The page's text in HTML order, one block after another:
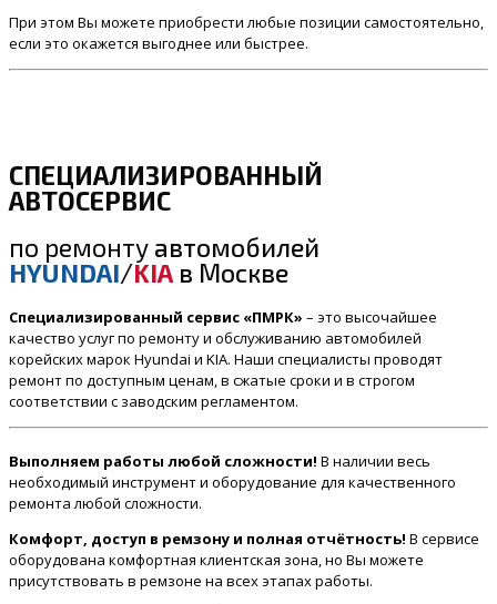
При этом Вы можете приобрести любые позиции самостоятельно,
если это окажется выгоднее или быстрее.
СПЕЦИАЛИЗИРОВАННЫЙ
АВТОСЕРВИС
по ремонту автомобилей
HYUNDAI/KIA в Москве
Специализированный сервис «ПМРК» – это высочайшее
качество услуг по ремонту и обслуживанию автомобилей
корейских марок Hyundai и KIA. Наши специалисты проводят
ремонт по доступным ценам, в сжатые сроки и в строгом
соответствии с заводским регламентом.
Выполняем работы любой сложности! В наличии весь
необходимый инструмент и оборудование для качественного
ремонта любой сложности.
Комфорт, доступ в ремзону и полная отчётность! В сервисе
оборудована комфортная клиентская зона, но Вы можете
присутствовать в ремзоне на всех этапах работы.